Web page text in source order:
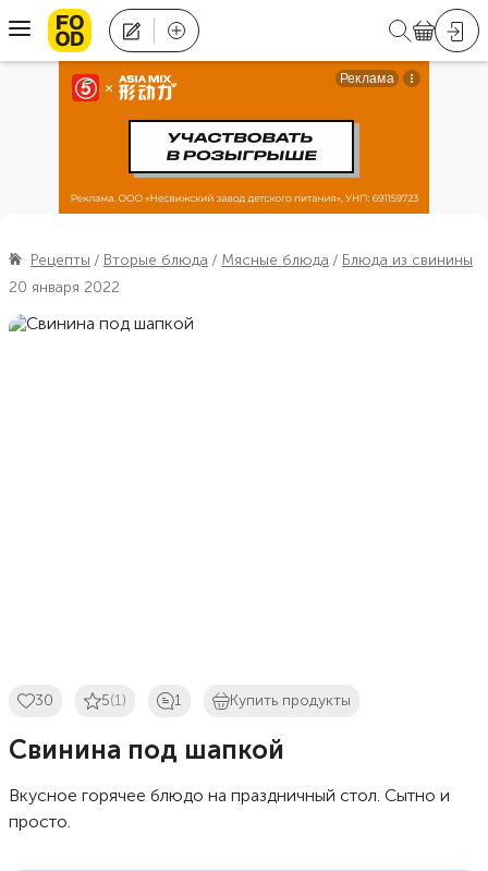
Рецепты Вторые блюда Мясные блюда
Блюда из свинины
20 января 2022
30 5(1) 1 Купить продукты
Свинина под шапкой
Вкусное горячее блюдо на праздничный стол. Сытно и
просто.